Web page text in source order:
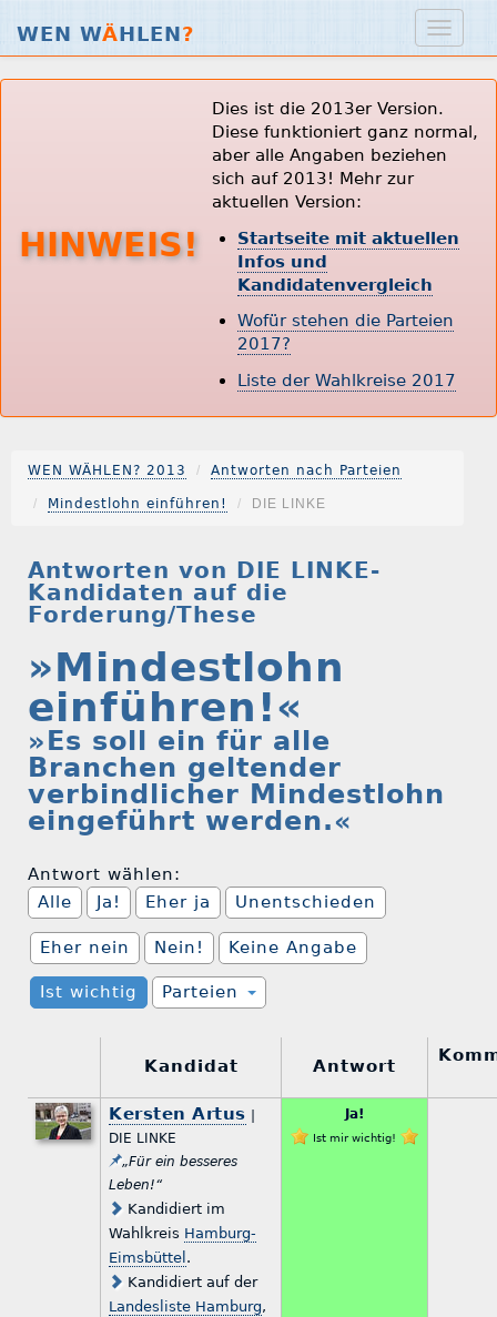
WEN WÄHLEN?
HINWEIS!
Dies ist die 2013er Version.
Diese funktioniert ganz normal,
aber alle Angaben beziehen
sich auf 2013! Mehr zur
aktuellen Version:
Startseite mit aktuellen
Infos und
Kandidatenvergleich
Wofür stehen die Parteien
2017?
Liste der Wahlkreise 2017
WEN WÄHLEN? 2013 Antworten nach Parteien
Mindestlohn einführen! DIE LINKE
Antworten von DIE LINKE-
Kandidaten auf die
Forderung/These
»Mindestlohn
einführen!«
»Es soll ein für alle
Branchen geltender
verbindlicher Mindestlohn
eingeführt werden.«
Antwort wählen:
Alle
Ja! Eher ja Unentschieden
Eher nein Nein! Keine Angabe
Ist wichtig Parteien
Kandidat Antwort
Kersten Artus
DIE LINKE
„Für ein besseres
Leben!“
Kandidiert im
Wahlkreis Hamburg-
Eimsbüttel .
Kandidiert auf der
Landesliste Hamburg,
Ja!
Ist mir wichtig!